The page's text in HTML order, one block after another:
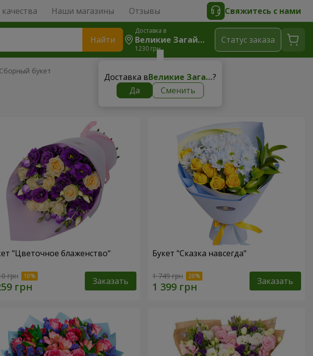
Наши магазины Отзывы Свяжитесь с нами
Найти
Доставка в
Великие Загайцы
1230 грн
Доставка в Великие Загайцы?
Да
Сменить
Cтатус заказа
букет
"Цветочное блаженство"
грн Заказать
Букет "Сказка навсегда"
1 749 грн Заказать